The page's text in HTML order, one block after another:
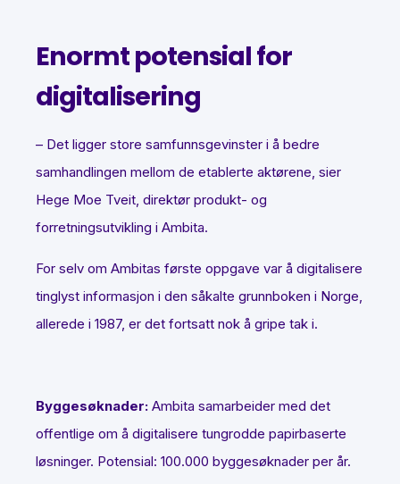
Enormt potensial for
digitalisering
– Det ligger store samfunnsgevinster i å bedre
samhandlingen mellom de etablerte aktørene, sier
Hege Moe Tveit, direktør produkt- og
forretningsutvikling i Ambita.
For selv om Ambitas første oppgave var å digitalisere
tinglyst informasjon i den såkalte grunnboken i Norge,
allerede i 1987, er det fortsatt nok å gripe tak i.
Byggesøknader: Ambita samarbeider med det
offentlige om å digitalisere tungrodde papirbaserte
løsninger. Potensial: 100.000 byggesøknader per år.